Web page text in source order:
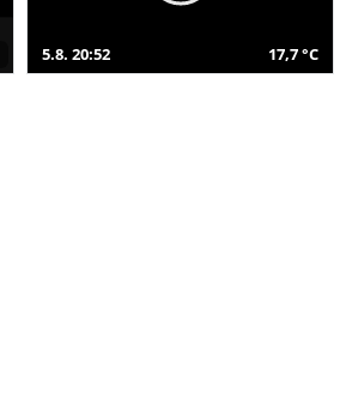
5.8. 20:52 17,7 °C